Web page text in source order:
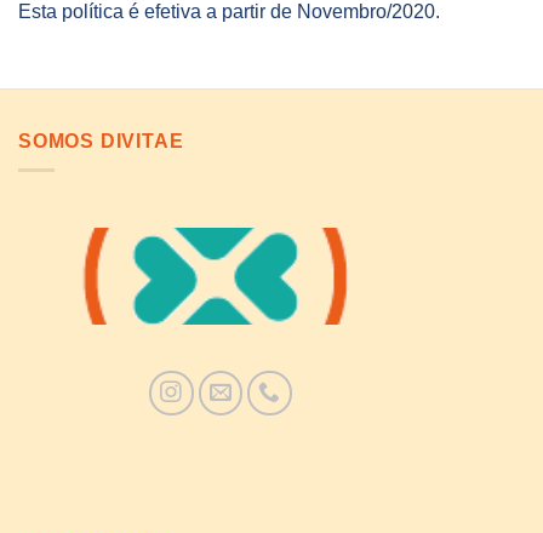
Esta política é efetiva a partir de Novembro/2020.
SOMOS DIVITAE